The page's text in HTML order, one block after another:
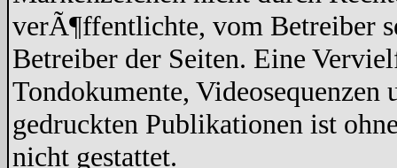
verÃ¶ffentlichte, vom Betreiber
Betreiber der Seiten. Eine
Tondokumente, Videosequenzen
gedruckten Publikationen ist
nicht gestattet.